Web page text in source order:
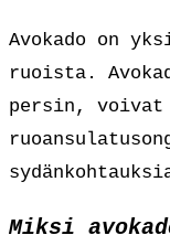
Avokado on
ruoista.
persin, voivat
Miksi